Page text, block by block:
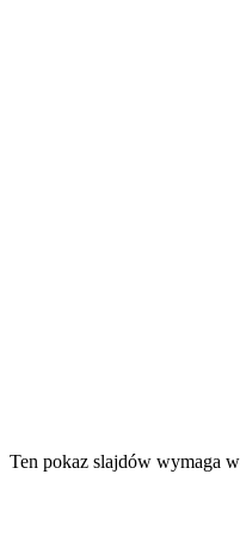
Ten pokaz slajdów wymaga